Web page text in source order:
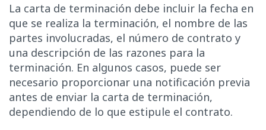
La carta de terminación debe incluir la fecha en
que se realiza la terminación, el nombre de las
partes involucradas, el número de contrato y
una descripción de las razones para la
terminación. En algunos casos, puede ser
necesario proporcionar una notificación previa
antes de enviar la carta de terminación,
dependiendo de lo que estipule el contrato.